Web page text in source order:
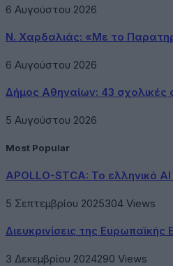
6 Αυγούστου 2026
Ν. Χαρδαλιάς: «Με το
6 Αυγούστου 2026
Δήμος Αθηναίων: 43 σχολικές
5 Αυγούστου 2026
Most Popular
APOLLO-STCA: Το ελληνικό
5 Σεπτεμβρίου 2025304 Views
Διευκρινίσεις της
3 Δεκεμβρίου 2024290 Views